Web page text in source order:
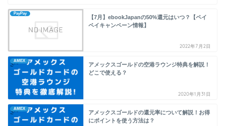
PayPay
【7月】ebookJapanの50%還元はいつ？【ペイ
ペイキャンペーン情報】
2022年7月2日
AMEX
アメックスゴールドの空港ラウンジ特典を解説！
どこで使える？
2020年1月31日
AMEX
アメックスゴールドの還元率について解説！お得
にポイントを使う方法は？